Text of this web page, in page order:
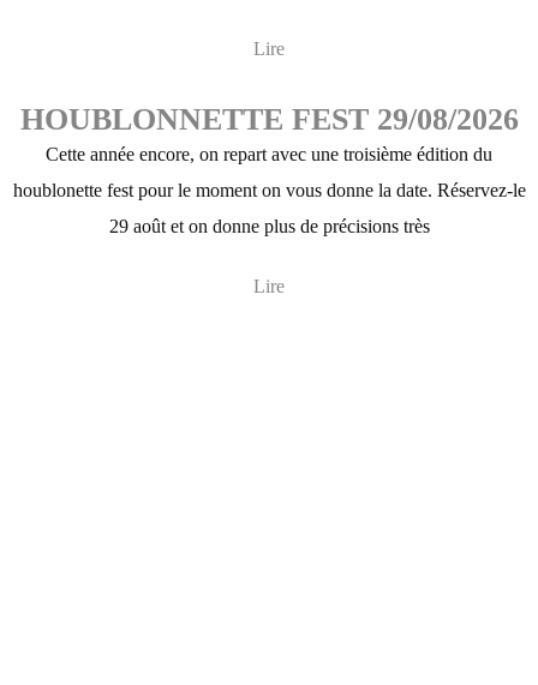
Lire
HOUBLONNETTE FEST 29/08/2026
Cette année encore, on repart avec une troisième édition du
houblonette fest pour le moment on vous donne la date. Réservez-le
29 août et on donne plus de précisions très
Lire